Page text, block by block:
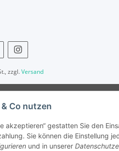
Co nutzen
akzeptieren“ gestatten Sie den
Sie können die Einstellung
und in unserer
zzgl.Versand